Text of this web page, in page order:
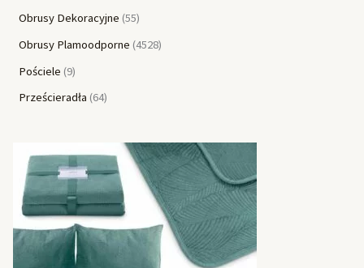
Obrusy Dekoracyjne 55
Obrusy Plamoodporne 4528
Pościele 9
Prześcieradła 64